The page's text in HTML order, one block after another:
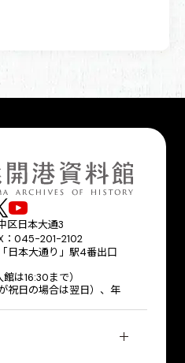
区日本大通3
045-201-2102
日本大通り」駅4番出口
は16:30まで）
祝日の場合は翌日）、年